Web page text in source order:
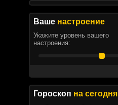
Ваше настроение
Укажите уровень вашего
настроения:
Гороскоп на сегодня